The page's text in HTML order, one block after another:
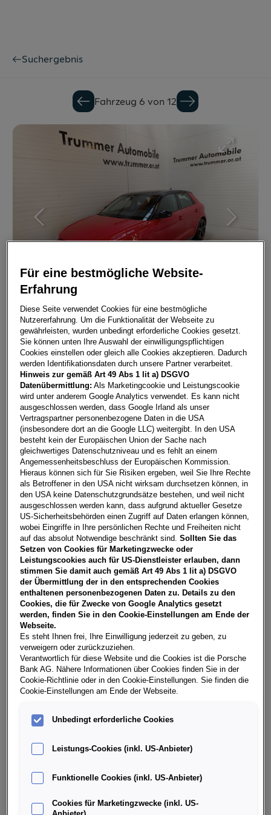
Suchergebnis
Fahrzeug 6 von 12
A1 Sportback 30 TFSI intense
8330 Feldbach
Leasing Kredit
€290,29**
pro Monat
Laufzeit
60 Monate
pro Jahr
15.000 km
Eigenleistung
€5.000
Händler kontaktieren
Online-Abschluss anfragen
**Freibleibendes Musterangebot für Restwert Leasing inkl.
USt, NoVA, zzgl. gesetzl. Vertragsgebühr EUR 147,95 und
Bearbeitungskosten EUR 0,00. Gesamtleasingbetrag EUR
26.990,00, Restwert EUR 10.927,73, Sollzinssatz 7,28%
variabel, Effektivzinssatz 8,47% variabel, Gesamtbetrag EUR
33.493,08. Ihr Verkaufsberater freut sich darauf, Ihnen ein
individuelles Angebot erstellen zu können.
Teilen PDF herunterladen
Weitere Infos & Daten
Fahrzeugdaten
Ausstattung
Für eine bestmögliche Website-
Erfahrung
Diese Seite verwendet Cookies für eine bestmögliche
Nutzererfahrung. Um die Funktionalität der Webseite zu
gewährleisten, wurden unbedingt erforderliche Cookies gesetzt.
Sie können unten Ihre Auswahl der einwilligungspflichtigen
Cookies einstellen oder gleich alle Cookies akzeptieren. Dadurch
werden Identifikationsdaten durch unsere Partner verarbeitet.
Hinweis zur gemäß Art 49 Abs 1 lit a) DSGVO
Datenübermittlung: Als Marketingcookie und Leistungscookie
wird unter anderem Google Analytics verwendet. Es kann nicht
ausgeschlossen werden, dass Google Irland als unser
Vertragspartner personenbezogene Daten in die USA
(insbesondere dort an die Google LLC) weitergibt. In den USA
besteht kein der Europäischen Union der Sache nach
gleichwertiges Datenschutzniveau und es fehlt an einem
Angemessenheitsbeschluss der Europäischen Kommission.
Hieraus können sich für Sie Risiken ergeben, weil Sie Ihre Rechte
als Betroffener in den USA nicht wirksam durchsetzen können, in
den USA keine Datenschutzgrundsätze bestehen, und weil nicht
ausgeschlossen werden kann, dass aufgrund aktueller Gesetze
US-Sicherheitsbehörden einen Zugriff auf Daten erlangen können,
wobei Eingriffe in Ihre persönlichen Rechte und Freiheiten nicht
auf das absolut Notwendige beschränkt sind.Sollten Sie das
Setzen von Cookies für Marketingzwecke oder
Leistungscookies auch für US-Dienstleister erlauben, dann
stimmen Sie damit auch gemäß Art 49 Abs 1 lit a) DSGVO
der Übermittlung der in den entsprechenden Cookies
enthaltenen personenbezogenen Daten zu. Details zu den
Cookies, die für Zwecke von Google Analytics gesetzt
werden, finden Sie in den Cookie-Einstellungen am Ende der
Webseite.
Es steht Ihnen frei, Ihre Einwilligung jederzeit zu geben, zu
verweigern oder zurückzuziehen.
Verantwortlich für diese Website und die Cookies ist die Porsche
Bank AG. Nähere Informationen über Cookies finden Sie in der
Cookie-Richtlinie oder in den Cookie-Einstellungen. Sie finden die
Cookie-Einstellungen am Ende der Webseite.
Unbedingt erforderliche Cookies
Leistungs-Cookies (inkl. US-Anbieter)
Funktionelle Cookies (inkl. US-Anbieter)
Cookies für Marketingzwecke (inkl. US-